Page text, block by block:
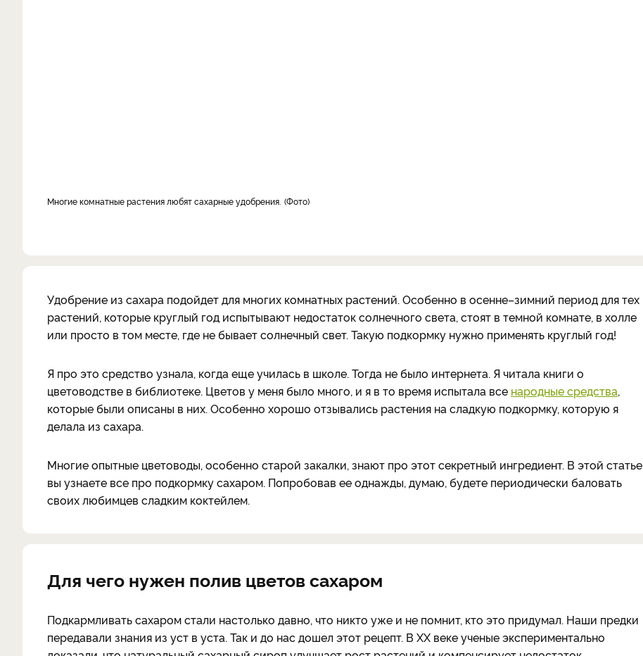
Многие комнатные растения любят сахарные удобрения. Фото
Удобрение из сахара подойдет для многих комнатных растений. Особенно в осенне–зимний период для тех
растений, которые круглый год испытывают недостаток солнечного света, стоят в темной комнате, в холле
или просто в том месте, где не бывает солнечный свет. Такую подкормку нужно применять круглый год!
Я про это средство узнала, когда еще училась в школе. Тогда не было интернета. Я читала книги о
цветоводстве в библиотеке. Цветов у меня было много, и я в то время испытала все народные средства,
которые были описаны в них. Особенно хорошо отзывались растения на сладкую подкормку, которую я
делала из сахара.
Многие опытные цветоводы, особенно старой закалки, знают про этот секретный ингредиент. В этой статье
вы узнаете все про подкормку сахаром. Попробовав ее однажды, думаю, будете периодически баловать
своих любимцев сладким коктейлем.
Для чего нужен полив цветов сахаром
Подкармливать сахаром стали настолько давно, что никто уже и не помнит, кто это придумал. Наши предки
передавали знания из уст в уста. Так и до нас дошел этот рецепт. В ХХ веке ученые экспериментально